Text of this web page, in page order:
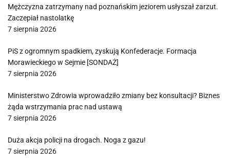
Mężczyzna zatrzymany nad poznańskim jeziorem usłyszał zarzut.
Zaczepiał nastolatkę
7 sierpnia 2026
PiS z ogromnym spadkiem, zyskują Konfederacje. Formacja
Morawieckiego w Sejmie [SONDAŻ]
7 sierpnia 2026
Ministerstwo Zdrowia wprowadziło zmiany bez konsultacji? Biznes
żąda wstrzymania prac nad ustawą
7 sierpnia 2026
Duża akcja policji na drogach. Noga z gazu!
7 sierpnia 2026